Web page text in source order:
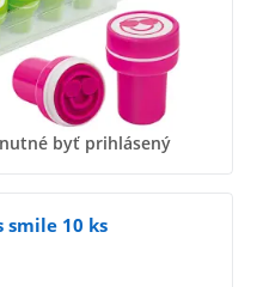
byť prihlásený
smile 10 ks